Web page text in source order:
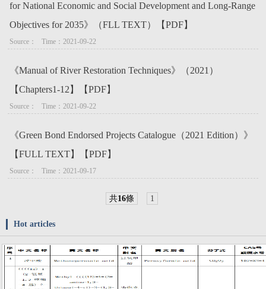
for National Economic and Social Development and Long-Range
Objectives for 2035》（FLL TEXT）【PDF】
Source：   Time：2021-09-22
《Manual of River Restoration Techniques》（2021）
【Chapters1-12】【PDF】
Source：   Time：2021-09-22
《Green Bond Endorsed Projects Catalogue（2021 Edition）》
【FULL TEXT】【PDF】
Source：   Time：2021-09-17
共16條 1
Hot articles